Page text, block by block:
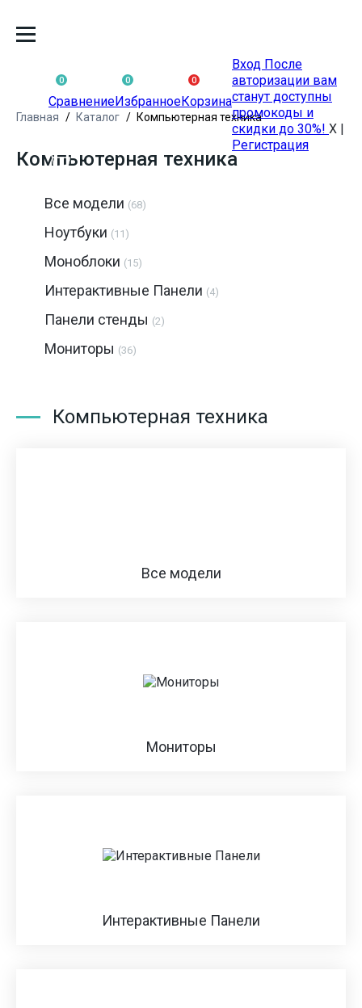
0
Сравнение
0
Избранное
0
Корзина
Вход После
авторизации вам
станут доступны
промокоды и
скидки до 30%! X |
Регистрация
Главная Каталог Компьютерная техника
Компьютерная техника
Все модели (68)
Ноутбуки (11)
Моноблоки (15)
Интерактивные Панели (4)
Панели стенды (2)
Мониторы (36)
Компьютерная техника
Все модели
Мониторы
Интерактивные Панели